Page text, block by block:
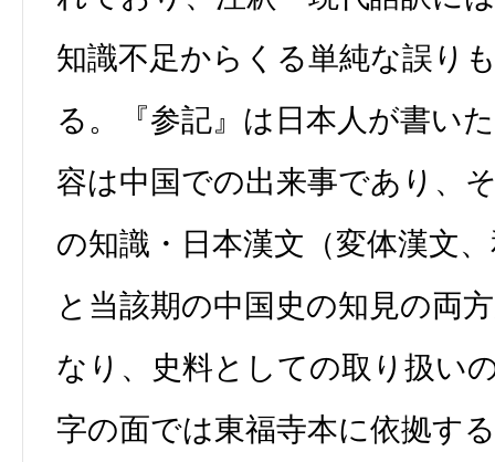
知識不足からくる単純な誤り
る。『参記』は日本人が書い
容は中国での出来事であり、
の知識・日本漢文（変体漢文
と当該期の中国史の知見の両
なり、史料としての取り扱い
字の面では東福寺本に依拠す